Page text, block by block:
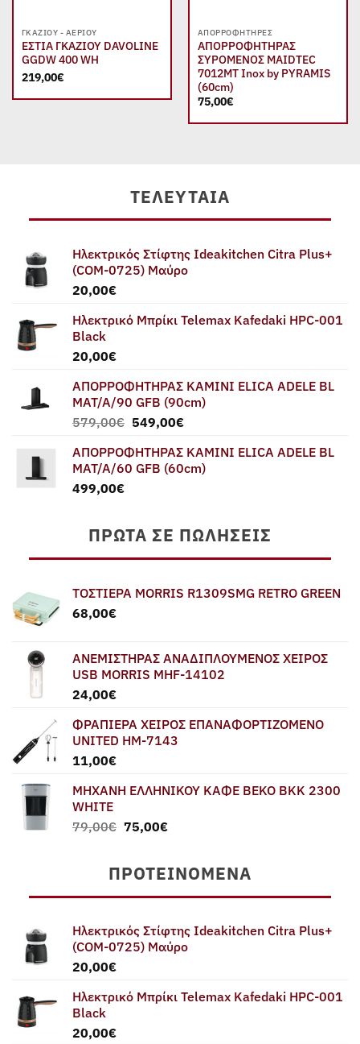
ΓΚΑΖΙΟΎ - ΑΕΡΊΟΥ
ΕΣΤΙΑ ΓΚΑΖΙΟΥ DAVOLINE
GGDW 400 WH
219,00€
ΑΠΟΡΡΟΦΗΤΉΡΕΣ
ΑΠΟΡΡΟΦΗΤΗΡΑΣ
ΣΥΡΟΜΕΝΟΣ MAIDTEC
7012MT Inox by PYRAMIS
(60cm)
75,00€
ΤΕΛΕΥΤΑΊΑ
Ηλεκτρικός Στίφτης Ideakitchen Citra Plus+
(COM-0725) Μαύρο
20,00€
Ηλεκτρικό Μπρίκι Telemax Kafedaki HPC-001
Black
20,00€
ΑΠΟΡΡΟΦΗΤΗΡΑΣ ΚΑΜΙΝΙ ELICA ADELE BL
MAT/A/90 GFB (90cm)
579,00€ Original
was:
579,00€.
549,00€Η
τιμή
είναι:
ΑΠΟΡΡΟΦΗΤΗΡΑΣ ΚΑΜΙΝΙ ELICA ADELE BL
MAT/A/60 GFB (60cm)
499,00€
ΠΡΏΤΑ ΣΕ ΠΩΛΉΣΕΙΣ
ΤΟΣΤΙΕΡΑ MORRIS R1309SMG RETRO GREEN
68,00€
ΑΝΕΜΙΣΤΗΡΑΣ ΑΝΑΔΙΠΛΟΥΜΕΝΟΣ ΧΕΙΡΟΣ
USB MORRIS MHF-14102
24,00€
ΦΡΑΠΙΕΡΑ ΧΕΙΡΟΣ ΕΠΑΝΑΦΟΡΤΙΖΟΜΕΝΟ
UNITED HM-7143
11,00€
ΜΗΧΑΝΗ ΕΛΛΗΝΙΚΟΥ ΚΑΦΕ BEKO BKK 2300
WHITE
79,00€ Original
79,00€.
75,00€Η
είναι:
75,00€.
ΠΡΟΤΕΙΝΌΜΕΝΑ
Ηλεκτρικός Στίφτης Ideakitchen Citra Plus+
(COM-0725) Μαύρο
20,00€
Ηλεκτρικό Μπρίκι Telemax Kafedaki HPC-001
Black
20,00€